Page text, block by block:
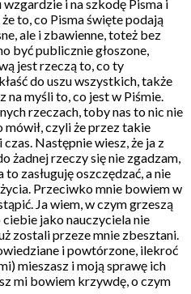
wzgardzie i na szkodę Pisma i
to, co Pisma święte podają
ale i zbawienne, toteż bez
być publicznie głoszone,
jest rzeczą to, co ty
do uszu wszystkich, także
na myśli to, co jest w Piśmie.
rzeczach, toby nas to nic nie
mówił, czyli że przez takie
Następnie wiesz, że ja z
żadnej rzeczy się nie zgadzam,
zasługuję oszczędzać, a nie
Przeciwko mnie bowiem w
Ja wiem, w czym grzeszą
jako nauczyciela nie
zostali przeze mnie zbesztani.
i powtórzone, ilekroć
mieszasz i moją sprawę ich
mi bowiem krzywdę, o czym